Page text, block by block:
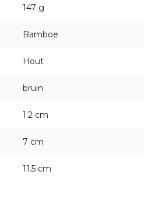
147 g
Bamboe
Hout
bruin
1.2 cm
7 cm
11.5 cm